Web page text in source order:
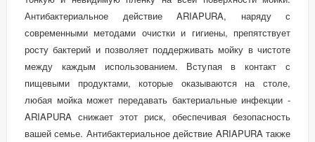
Антибактериальное действие ARIAPURA, наряду с
современными методами очистки и гигиены, препятствует
росту бактерий и позволяет поддерживать мойку в чистоте
между каждым использованием. Вступая в контакт с
пищевыми продуктами, которые оказываются на столе,
любая мойка может передавать бактериальные инфекции -
ARIAPURA снижает этот риск, обеспечивая безопасность
вашей семье. Антибактериальное действие ARIAPURA также